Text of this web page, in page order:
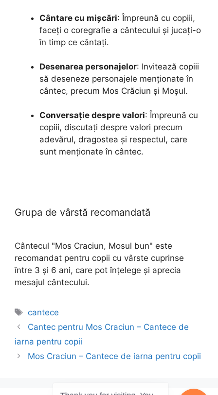
Cântare cu mișcări: Împreună cu copiii,
faceți o coregrafie a cântecului și jucați-o
în timp ce cântați.
Desenarea personajelor: Invitează copiii
să deseneze personajele menționate în
cântec, precum Mos Crăciun și Moșul.
Conversație despre valori: Împreună cu
copiii, discutați despre valori precum
adevărul, dragostea și respectul, care
sunt menționate în cântec.
Grupa de vârstă recomandată
Cântecul "Mos Craciun, Mosul bun" este
recomandat pentru copii cu vârste cuprinse
între 3 și 6 ani, care pot înțelege și aprecia
mesajul cântecului.
Etichete
cantece
Cantec pentru Mos Craciun – Cantece de
iarna pentru copii
Mos Craciun – Cantece de iarna pentru copii